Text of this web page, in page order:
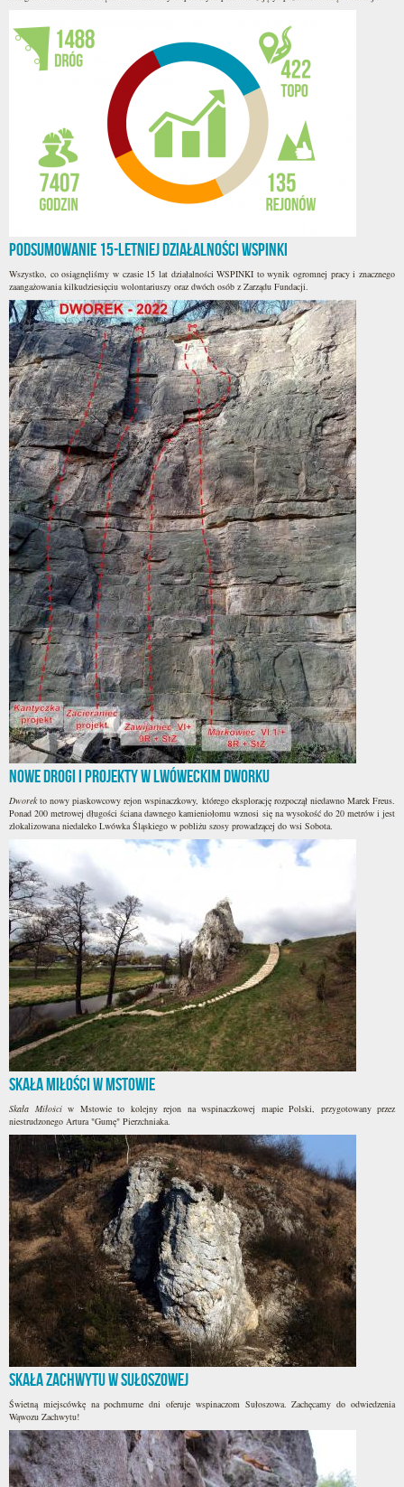
Podsumowanie 15-letniej działalności WSPINKI
Wszystko, co osiągnęliśmy w czasie 15 lat działalności WSPINKI to wynik ogromnej pracy i znacznego
zaangażowania kilkudziesięciu wolontariuszy oraz dwóch osób z Zarządu Fundacji.
Nowe drogi i projekty w lwóweckim Dworku
Dworekto nowy piaskowcowy rejon wspinaczkowy, którego eksplorację rozpoczął niedawno Marek Freus.
Ponad 200 metrowej długości ściana dawnego kamieniołomu wznosi się na wysokość do 20 metrów i jest
zlokalizowana niedaleko Lwówka Śląskiego w pobliżu szosy prowadzącej do wsi Sobota.
Skała Miłości w Mstowie
Skała Miłościw Mstowie to kolejny rejon na wspinaczkowej mapie Polski, przygotowany przez
niestrudzonego Artura "Gumę" Pierzchniaka.
Skała Zachwytu w Sułoszowej
Świetną miejscówkę na pochmurne dni oferuje wspinaczom Sułoszowa. Zachęcamy do odwiedzenia
Wąwozu Zachwytu!